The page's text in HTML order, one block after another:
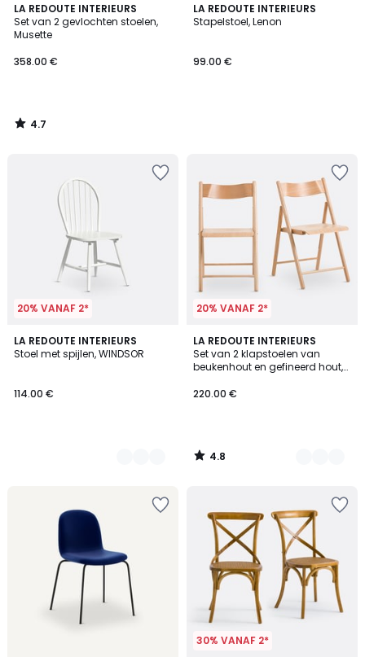
LA REDOUTE INTERIEURS
Set van 2 gevlochten stoelen,
Musette
358.00 €
4.7
/ 5
4.7
/
LA REDOUTE INTERIEURS
Stapelstoel, Lenon
99.00 €
20% VANAF 2*
LA REDOUTE INTERIEURS
Stoel met spijlen, WINDSOR
114.00 €
4
Kleuren
20% VANAF 2*
LA REDOUTE INTERIEURS
Set van 2 klapstoelen van
beukenhout en gefineerd hout,
220.00 €
4.8
/ 5
2
Kleuren
4.8
/
30% VANAF 2*